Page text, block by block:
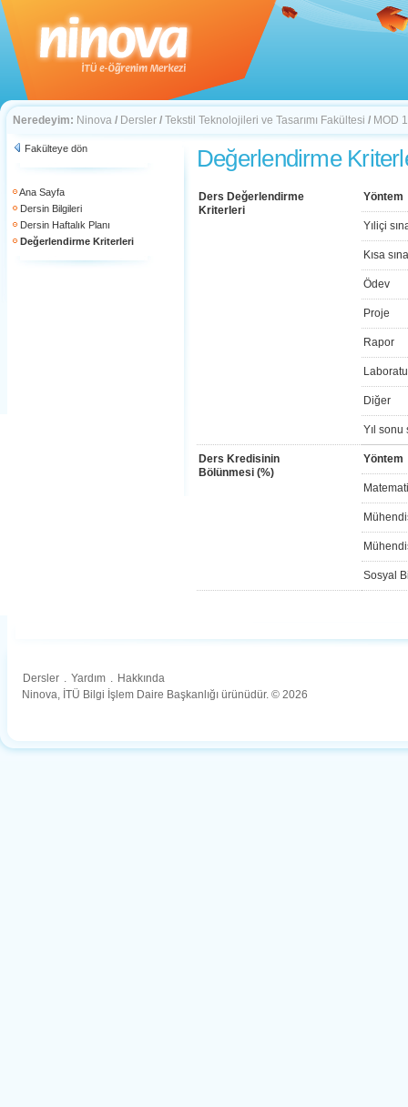
Neredeyim: Ninova / Dersler / Tekstil Teknolojileri ve Tasarımı Fakültesi / MOD
Fakülteye dön
Ana Sayfa
Dersin Bilgileri
Dersin Haftalık Planı
Değerlendirme Kriterleri
Değerlendirme
Ders Değerlendirme
Kriterleri
Yöntem
Yıliçi
Kısa
Ödev
Proje
Rapor
Diğer
Yıl sonu
Ders Kredisinin
Bölünmesi (%)
Yöntem
Sosyal
Dersler . Yardım . Hakkında
Ninova, İTÜ Bilgi İşlem Daire Başkanlığı ürünüdür. © 2026